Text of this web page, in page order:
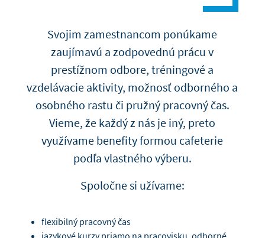
Svojim zamestnancom ponúkame
zaujímavú a zodpovednú prácu v
prestížnom odbore, tréningové a
vzdelávacie aktivity, možnosť odborného a
osobného rastu či pružný pracovný čas.
Vieme, že každý z nás je iný, preto
využívame benefity formou cafeterie
podľa vlastného výberu.
Spoločne si užívame:
flexibilný pracovný čas
jazykové kurzy priamo na pracovisku, odborné